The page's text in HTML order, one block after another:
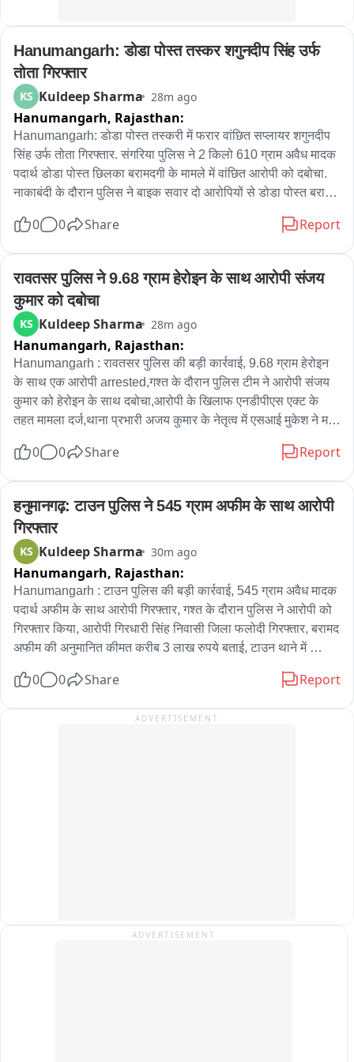
से लेते हुए समयबद्ध कार्रवाई सुनिश्चित की जाए
Hanumangarh: डोडा पोस्त तस्कर शगुनदीप सिंह उर्फ
तोता गिरफ्तार
KS Kuldeep Sharma 28m ago
Hanumangarh, Rajasthan:
Hanumangarh: डोडा पोस्त तस्करी में फरार वांछित सप्लायर शगुनदीप
सिंह उर्फ तोता गिरफ्तार. संगरिया पुलिस ने 2 किलो 610 ग्राम अवैध मादक
पदार्थ डोडा पोस्त छिलका बरामदगी के मामले में वांछित आरोपी को दबोचा.
नाकाबंदी के दौरान पुलिस ने बाइक सवार दो आरोपियों से डोडा पोस्त बरामद
बताया. वांछित को DST टीम ने किया था दस्तयाब。
0 0 Share Report
रावतसर पुलिस ने 9.68 ग्राम हेरोइन के साथ आरोपी संजय
कुमार को दबोचा
KS Kuldeep Sharma 28m ago
Hanumangarh, Rajasthan:
Hanumangarh : रावतसर पुलिस की बड़ी कार्रवाई, 9.68 ग्राम हेरोइन
के साथ एक आरोपी arrested,गश्त के दौरान पुलिस टीम ने आरोपी संजय
कुमार को हेरोइन के साथ दबोचा,आरोपी के खिलाफ एनडीपीएस एक्ट के
तहत मामला दर्ज,थाना प्रभारी अजय कुमार के नेतृत्व में एसआई मुकेश ने मय
0 0 Share Report
हनुमानगढ़: टाउन पुलिस ने 545 ग्राम अफीम के साथ आरोपी
गिरफ्तार
KS Kuldeep Sharma 30m ago
Hanumangarh, Rajasthan:
Hanumangarh : टाउन पुलिस की बड़ी कार्रवाई, 545 ग्राम अवैध मादक
पदार्थ अफीम के साथ आरोपी गिरफ्तार, गश्त के दौरान पुलिस ने आरोपी को
गिरफ्तार किया, आरोपी गिरधारी सिंह निवासी जिला फलोदी गिरफ्तार, बरामद
अफीम की अनुमानित कीमत करीब 3 लाख रुपये बताई, टाउन थाने में
में हत्या के प्रयास और आर्म्स एक्ट का मामला दर्ज होने की जानकारी,
कार्रवाई में कांस्टेबल राकेश कुमार की भूमिका और एसआई रामकेर ने मय टीम
0 0 Share Report
ADVERTISEMENT
ADVERTISEMENT